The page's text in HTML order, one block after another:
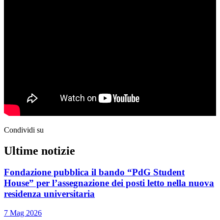
Condividi su
Ultime notizie
Fondazione pubblica il bando “PdG Student
House” per l’assegnazione dei posti letto nella nuova
residenza universitaria
7 Mag 2026